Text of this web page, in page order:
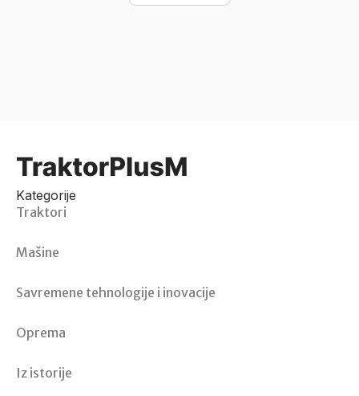
Kategorije
Traktori
Mašine
Savremene tehnologije i inovacije
Oprema
Iz istorije